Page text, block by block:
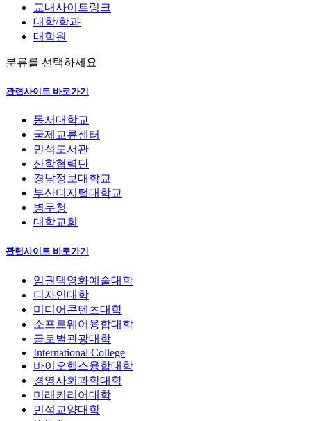
교내사이트링크
대학/학과
대학원
분류를 선택하세요
관련사이트 바로가기
동서대학교
국제교류센터
민석도서관
산학협력단
경남정보대학교
부산디지털대학교
병무청
대학교회
관련사이트 바로가기
임권택영화예술대학
디자인대학
미디어콘텐츠대학
소프트웨어융합대학
글로벌관광대학
International College
바이오헬스융합대학
경영사회과학대학
미래커리어대학
민석교양대학